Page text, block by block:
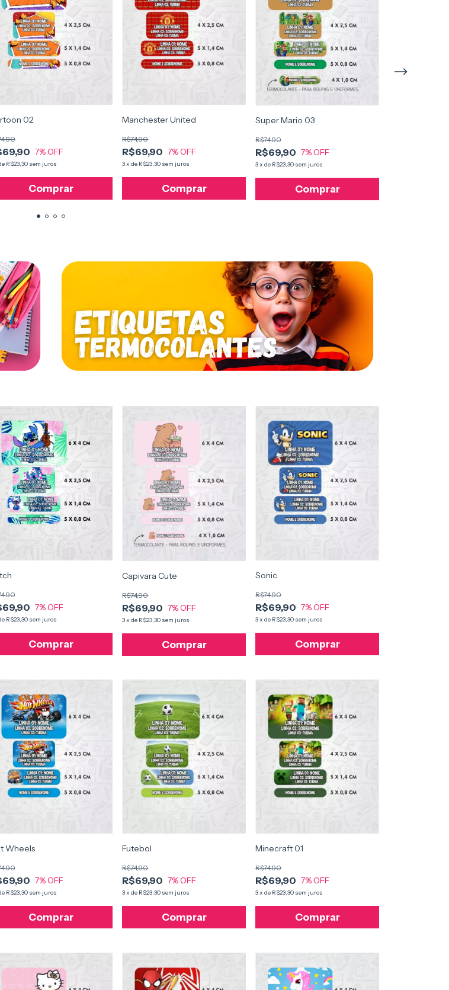
02
7% OFF
R$23,30 sem juros
Comprar
Manchester United
R$69,90
R$74,90
7% OFF
3xde R$23,30 sem juros
Comprar
Super Mario 03
R$69,90
R$74,90
7% OFF
3xde R$23,30 sem juros
Comprar
7% OFF
R$23,30 sem juros
Comprar
Capivara Cute
R$69,90
R$74,90
7% OFF
3xde R$23,30 sem juros
Comprar
Sonic
R$69,90
R$74,90
7% OFF
3xde R$23,30 sem juros
Comprar
Wheels
7% OFF
R$23,30 sem juros
Comprar
Futebol
R$69,90
R$74,90
7% OFF
3xde R$23,30 sem juros
Comprar
Minecraft 01
R$69,90
R$74,90
7% OFF
3xde R$23,30 sem juros
Comprar